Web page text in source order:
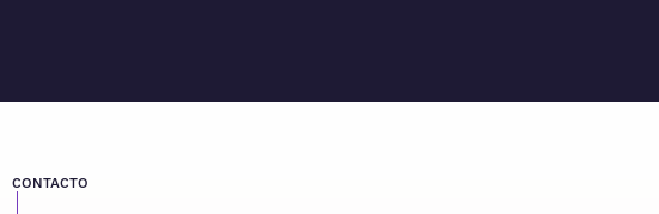
CONTACTO